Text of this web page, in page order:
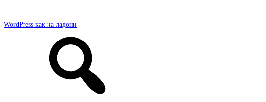
WordPress как на ладони